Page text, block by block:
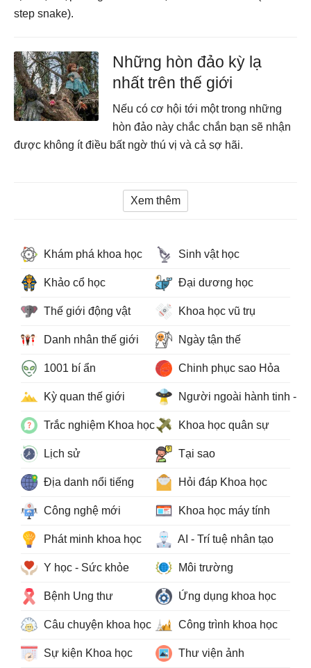
step snake).
Những hòn đảo kỳ lạ
nhất trên thế giới
Nếu có cơ hội tới một trong những
hòn đảo này chắc chắn bạn sẽ nhận
được không ít điều bất ngờ thú vị và cả sợ hãi.
Xem thêm
Khám phá khoa học Sinh vật học
Khảo cổ học Đại dương học
Thế giới động vật Khoa học vũ trụ
Danh nhân thế giới Ngày tận thế
1001 bí ẩn Chinh phục sao Hỏa
Kỳ quan thế giới Người ngoài hành tinh -
Trắc nghiệm Khoa học Khoa học quân sự
Lịch sử Tại sao
Địa danh nổi tiếng Hỏi đáp Khoa học
Công nghệ mới Khoa học máy tính
Phát minh khoa học AI - Trí tuệ nhân tạo
Y học - Sức khỏe Môi trường
Bệnh Ung thư Ứng dụng khoa học
Câu chuyện khoa học Công trình khoa học
Sự kiện Khoa học Thư viện ảnh